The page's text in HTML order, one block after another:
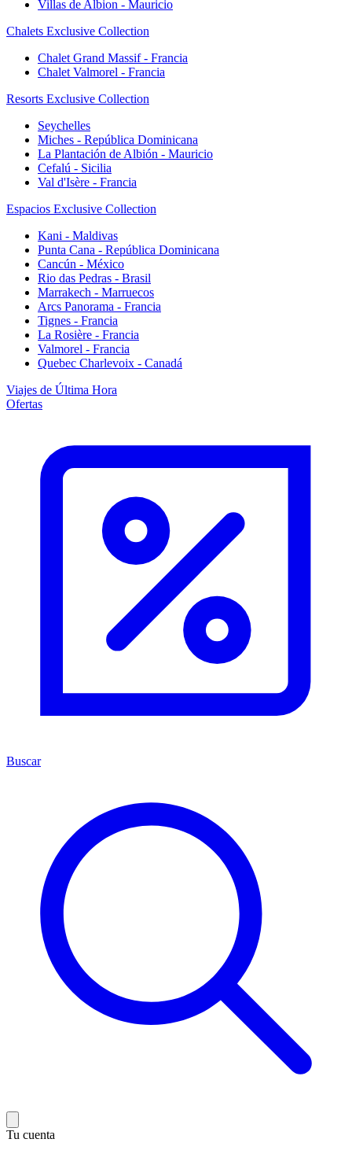
Villas de Albion - Mauricio
Chalets Exclusive Collection
Chalet Grand Massif - Francia
Chalet Valmorel - Francia
Resorts Exclusive Collection
Seychelles
Miches - República Dominicana
La Plantación de Albión - Mauricio
Cefalú - Sicilia
Val d'Isère - Francia
Espacios Exclusive Collection
Kani - Maldivas
Punta Cana - República Dominicana
Cancún - México
Rio das Pedras - Brasil
Marrakech - Marruecos
Arcs Panorama - Francia
Tignes - Francia
La Rosière - Francia
Valmorel - Francia
Quebec Charlevoix - Canadá
Viajes de Última Hora
Ofertas
Buscar
Tu cuenta